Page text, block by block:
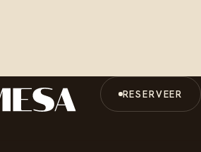
RESERVEER